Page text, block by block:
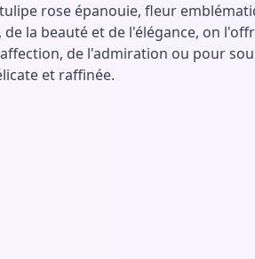
rose épanouie, fleur
la beauté et de l'élégance, on
de l'admiration ou pour
et raffinée.